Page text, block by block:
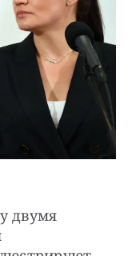
двумя